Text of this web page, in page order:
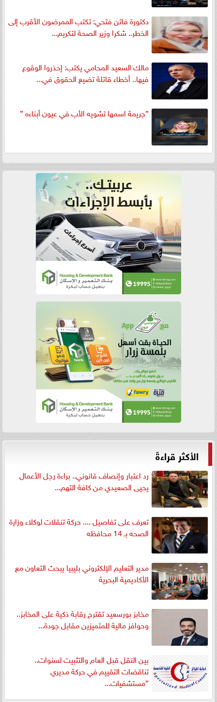
دكتورة فاتن فتحي: تكتب الممرضون الأقرب إلى
الخطر.. شكرا وزير الصحة لتكريم...
مالك السعيد المحامي يكتب: إحذروا الوقوع
فيها.. أخطاء قاتلة تضيع الحقوق في...
”جريمة اسمها تشويه الأب في عيون أبناءه ”
الأكثر قراءةً
رد اعتبار وإنصاف قانوني.. براءة رجل الأعمال
يحيى الصعيدي من كافة التهم...
تعرف على تفاصيل .... حركة تنقلات لوكلاء وزارة
الصحه بـ 14 محافظه
مدير التعليم الإلكتروني بليبيا يبحث التعاون مع
الأكاديمية البحرية
مخابز بورسعيد تقترح رقابة ذكية على المخابز..
وحوافز مالية للمتميزين مقابل جودة...
بين النقل قبل العام والتثبيت لسنوات..
تناقضات التقييم في حركة مديري
”مستشفيات...